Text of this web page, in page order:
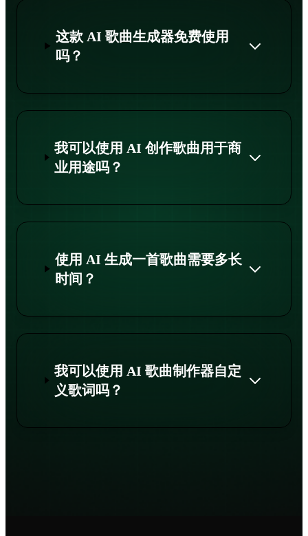
这款 AI 歌曲生成器免费使用
吗？
我可以使用 AI 创作歌曲用于商
业用途吗？
使用 AI 生成一首歌曲需要多长
时间？
我可以使用 AI 歌曲制作器自定
义歌词吗？